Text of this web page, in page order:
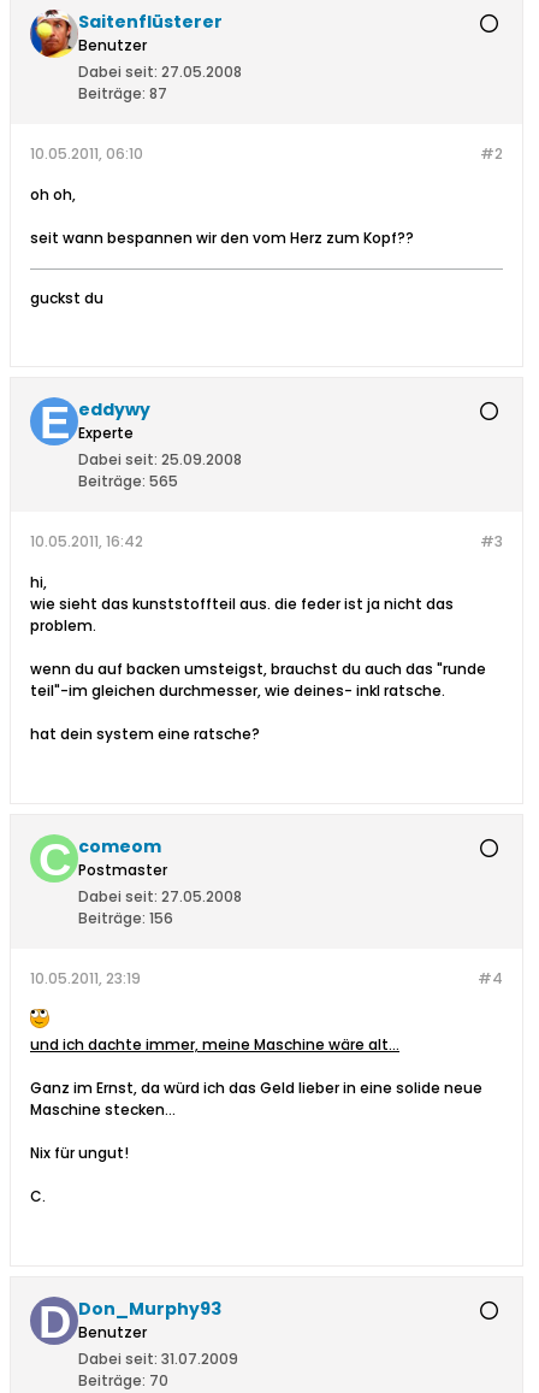
Saitenflüsterer
Benutzer
Dabei seit: 27.05.2008
Beiträge: 87
#2
10.05.2011, 06:10
oh oh,
seit wann bespannen wir den vom Herz zum Kopf??
guckst du
eddywy
Experte
Dabei seit: 25.09.2008
Beiträge: 565
#3
10.05.2011, 16:42
hi,
wie sieht das kunststoffteil aus. die feder ist ja nicht das
problem.
wenn du auf backen umsteigst, brauchst du auch das "runde
teil"-im gleichen durchmesser, wie deines- inkl ratsche.
hat dein system eine ratsche?
comeom
Postmaster
Dabei seit: 27.05.2008
Beiträge: 156
#4
10.05.2011, 23:19
und ich dachte immer, meine Maschine wäre alt...
Ganz im Ernst, da würd ich das Geld lieber in eine solide neue
Maschine stecken...
Nix für ungut!
C.
Don_Murphy93
Benutzer
Dabei seit: 31.07.2009
Beiträge: 70